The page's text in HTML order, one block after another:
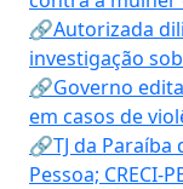
🔗Autorizada
investigação
🔗Governo
em casos de
🔗TJ da
Pessoa; CRECI-